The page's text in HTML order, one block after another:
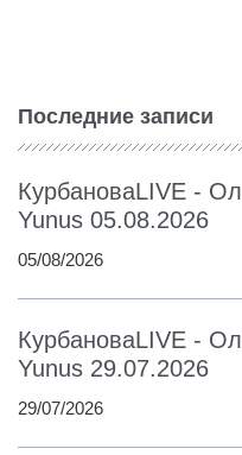
Последние записи
КурбановаLIVE -
Yunus 05.08.2026
05/08/2026
КурбановаLIVE -
Yunus 29.07.2026
29/07/2026